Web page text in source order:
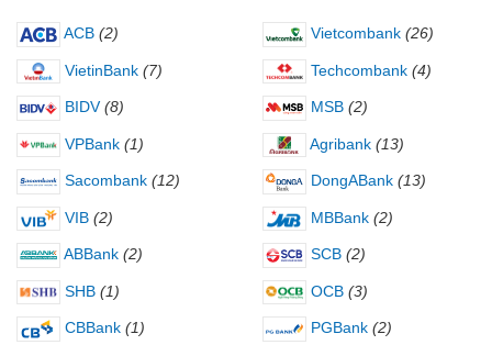
ACB (2) Vietcombank (26)
VietinBank (7) Techcombank (4)
BIDV (8) MSB (2)
VPBank (1) Agribank (13)
Sacombank (12) DongABank (13)
VIB (2) MBBank (2)
ABBank (2) SCB (2)
SHB (1) OCB (3)
CBBank (1) PGBank (2)